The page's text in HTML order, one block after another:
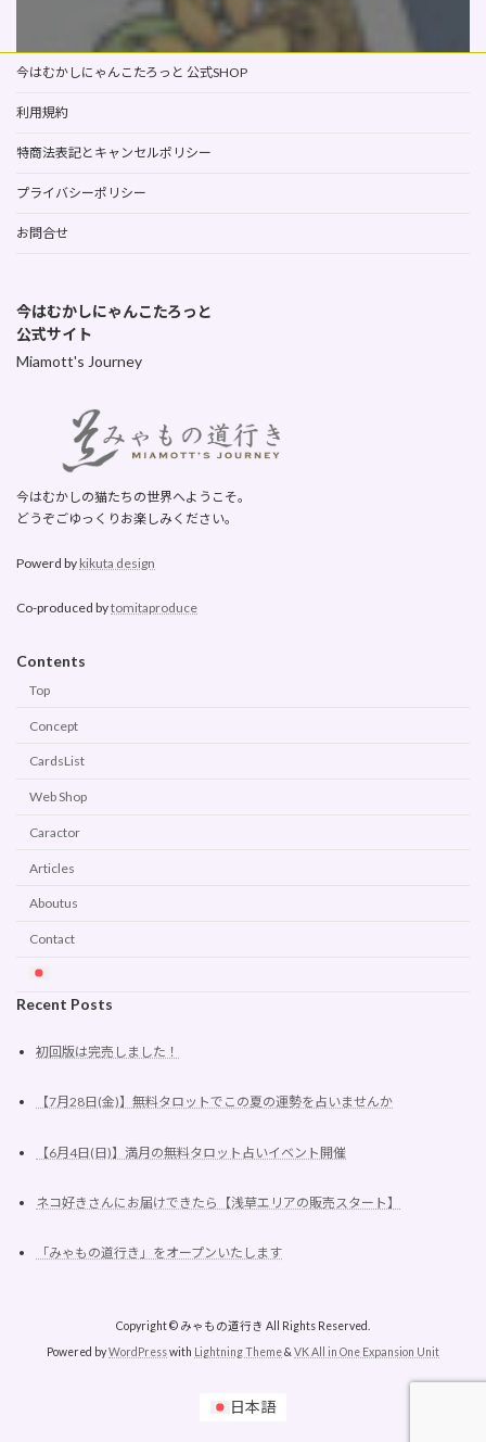
今はむかしにゃんこたろっと 公式SHOP
利用規約
特商法表記とキャンセルポリシー
プライバシーポリシー
お問合せ
今はむかしにゃんこたろっと
公式サイト
Miamott's Journey
今はむかしの猫たちの世界へようこそ。
どうぞごゆっくりお楽しみください。
Powerd by kikuta design
Co-produced bytomitaproduce
Contents
Top
Concept
CardsList
Web Shop
Caractor
Articles
Aboutus
Contact
Recent Posts
初回版は完売しました！
【7月28日(金)】無料タロットでこの夏の運勢を占いませんか
【6月4日(日)】満月の無料タロット占いイベント開催
ネコ好きさんにお届けできたら【浅草エリアの販売スタート】
「みゃもの道行き」をオープンいたします
Copyright © みゃもの道行き All Rights Reserved.
Powered byWordPresswith Lightning Theme& VK All in One Expansion Unit
日本語